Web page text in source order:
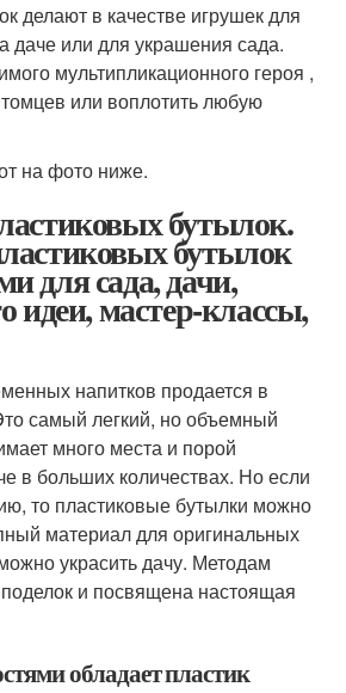
делают в качестве игрушек для
даче или для украшения сада.
мультипликационного героя ,
или воплотить любую
на фото ниже.
бутылок.
бутылок
для сада, дачи,
идеи, мастер-классы,
напитков продается в
самый легкий, но объемный
много места и порой
в больших количествах. Но если
то пластиковые бутылки можно
материал для оригинальных
украсить дачу. Методам
поделок и посвящена настоящая
обладает пластик